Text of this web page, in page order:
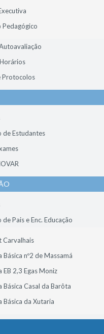
Pedagógico
Protocolos
de Estudantes
Pais e Enc. Educação
Carvalhais
Básica nº2 de Massamá
EB 2,3 Egas Moniz
Básica Casal da Barôta
Básica da Xutaria